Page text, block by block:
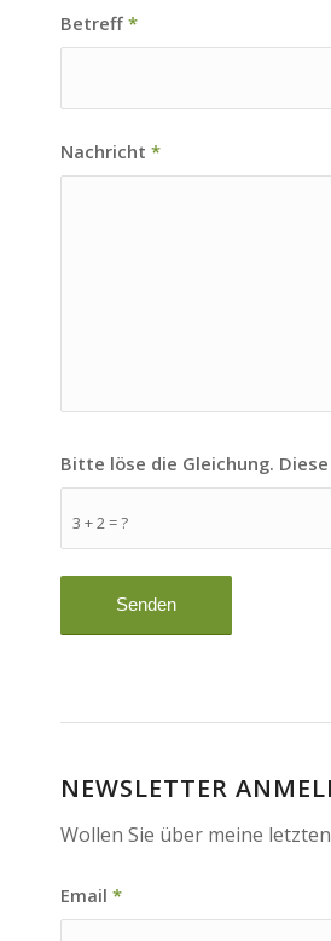
Betreff *
Nachricht *
3 + 2 = ?
Bitte löse die Gleichung.
NEWSLETTER
Wollen Sie über meine
Email *